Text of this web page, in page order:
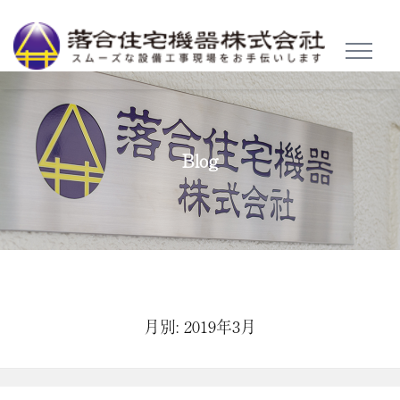
Blog
月別: 2019年3月